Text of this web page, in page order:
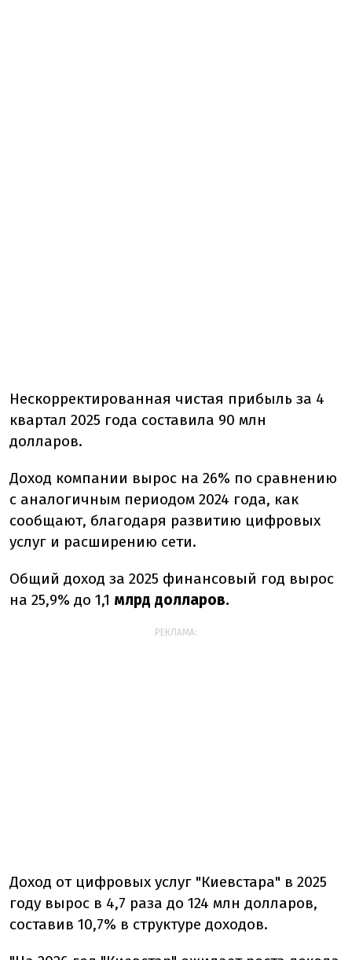
Нескорректированная чистая прибыль за 4
квартал 2025 года составила 90 млн
долларов.
Доход компании вырос на 26% по сравнению
с аналогичным периодом 2024 года, как
сообщают, благодаря развитию цифровых
услуг и расширению сети.
Общий доход за 2025 финансовый год вырос
на 25,9% до 1,1 млрд долларов.
РЕКЛАМА:
Доход от цифровых услуг "Киевстара" в 2025
году вырос в 4,7 раза до 124 млн долларов,
составив 10,7% в структуре доходов.